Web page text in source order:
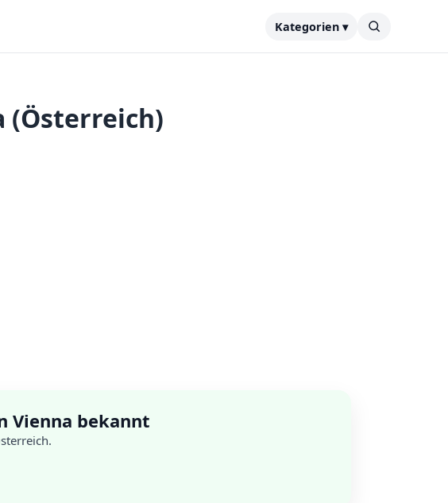
Kategorien ▾
(Österreich)
Vienna bekannt